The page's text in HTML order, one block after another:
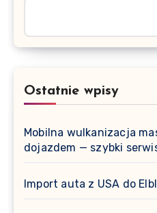
Ostatnie wpisy
Mobilna wulkanizacja
dojazdem — szybki
Import auta z USA do